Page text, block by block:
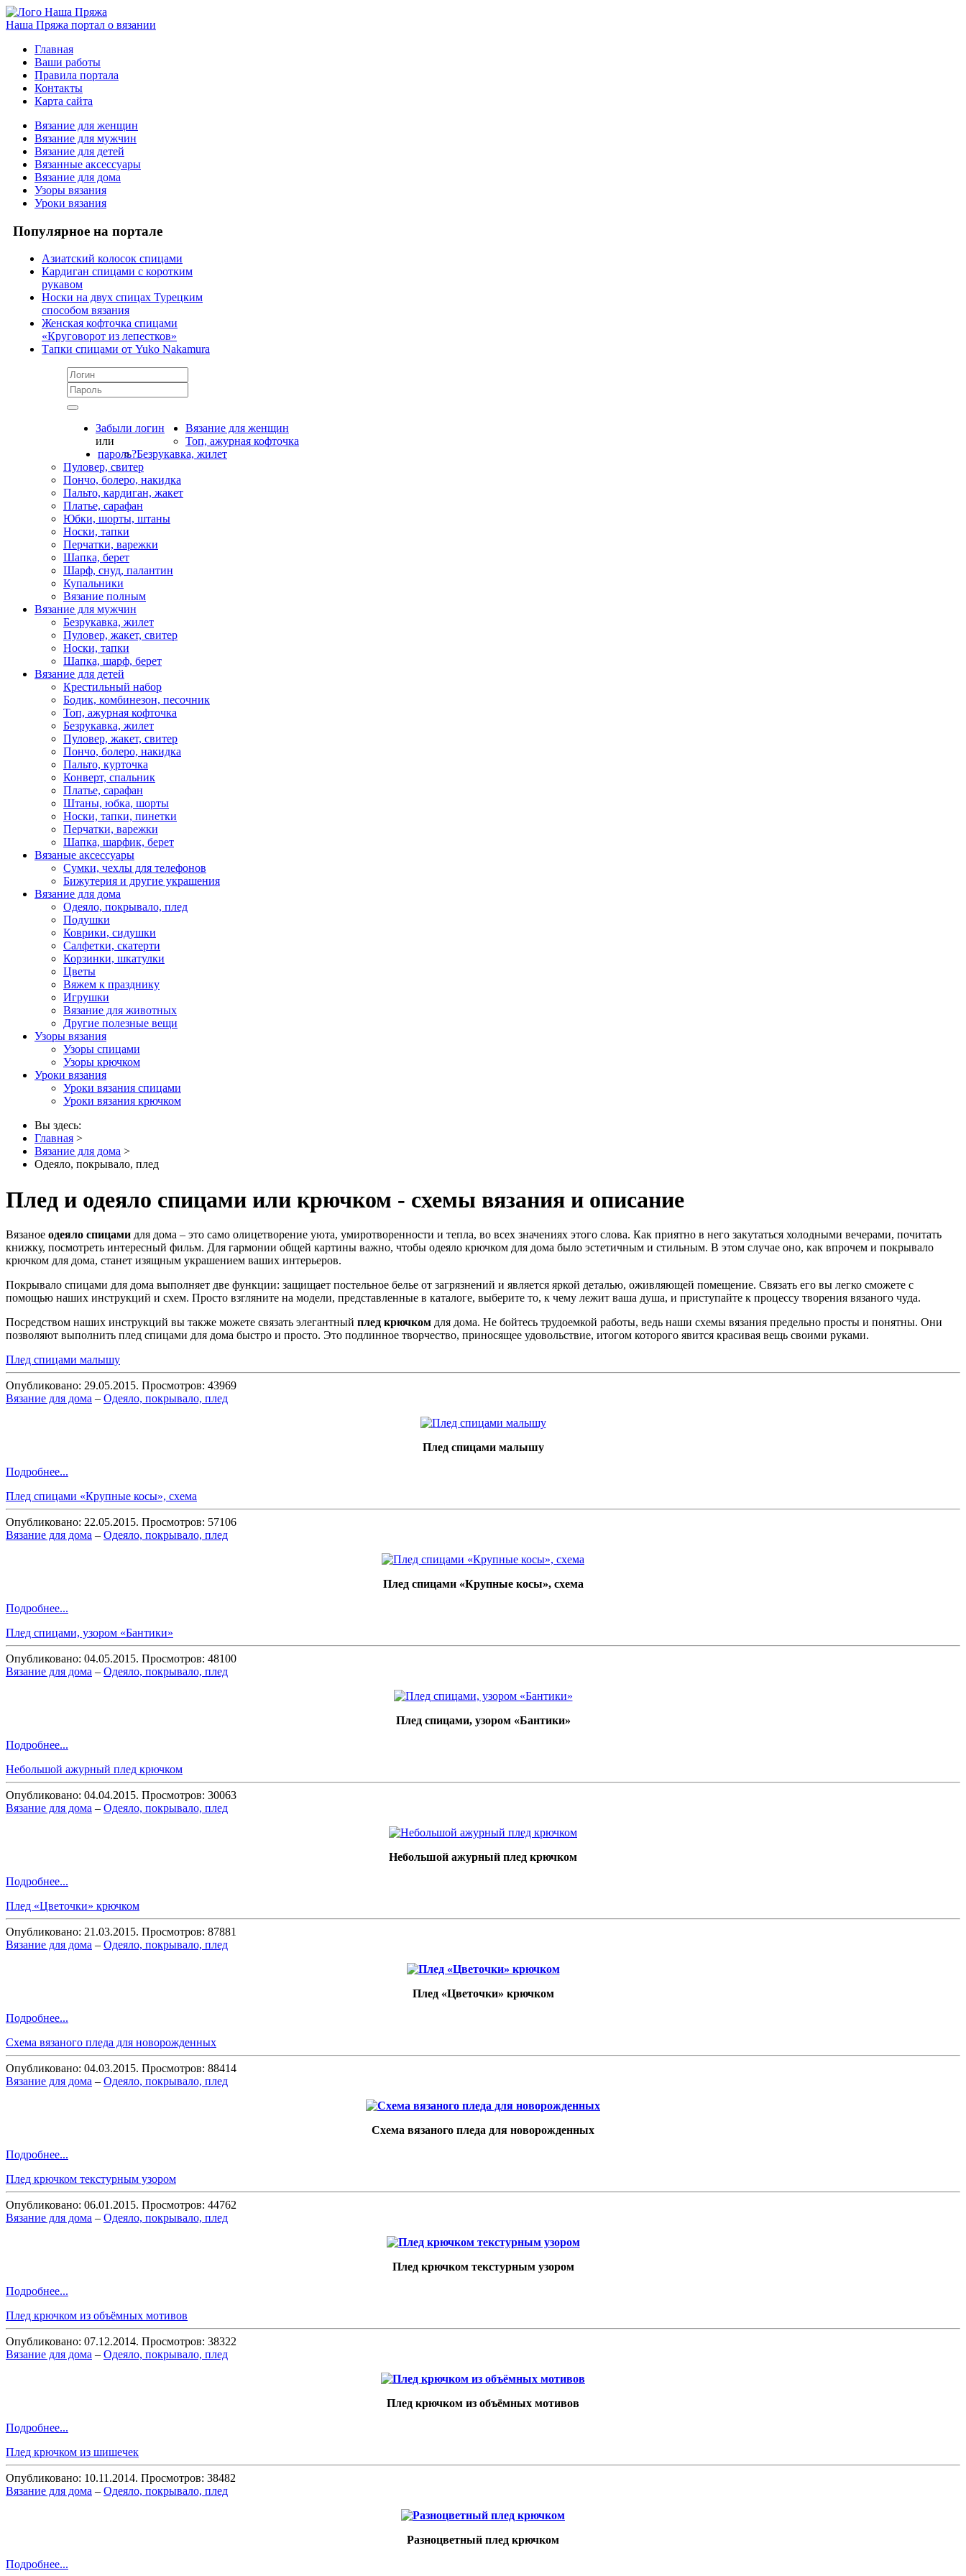
Наша Пряжа портал о вязании
Главная
Ваши работы
Правила портала
Контакты
Карта сайта
Вязание для женщин
Вязание для мужчин
Вязание для детей
Вязанные аксессуары
Вязание для дома
Узоры вязания
Уроки вязания
Популярное на портале
Азиатский колосок спицами
Кардиган спицами с коротким
рукавом
Носки на двух спицах Турецким
способом вязания
Женская кофточка спицами
«Круговорот из лепестков»
Тапки спицами от Yuko Nakamura
Забыли логин
или
пароль?
Вязание для женщин
Топ, ажурная кофточка
Безрукавка, жилет
Пуловер, свитер
Пончо, болеро, накидка
Пальто, кардиган, жакет
Платье, сарафан
Юбки, шорты, штаны
Носки, тапки
Перчатки, варежки
Шапка, берет
Шарф, снуд, палантин
Купальники
Вязание полным
Вязание для мужчин
Безрукавка, жилет
Пуловер, жакет, свитер
Носки, тапки
Шапка, шарф, берет
Вязание для детей
Крестильный набор
Бодик, комбинезон, песочник
Топ, ажурная кофточка
Безрукавка, жилет
Пуловер, жакет, свитер
Пончо, болеро, накидка
Пальто, курточка
Конверт, спальник
Платье, сарафан
Штаны, юбка, шорты
Носки, тапки, пинетки
Перчатки, варежки
Шапка, шарфик, берет
Вязаные аксессуары
Сумки, чехлы для телефонов
Бижутерия и другие украшения
Вязание для дома
Одеяло, покрывало, плед
Подушки
Коврики, сидушки
Салфетки, скатерти
Корзинки, шкатулки
Цветы
Вяжем к празднику
Игрушки
Вязание для животных
Другие полезные вещи
Узоры вязания
Узоры спицами
Узоры крючком
Уроки вязания
Уроки вязания спицами
Уроки вязания крючком
Вы здесь:
Главная >
Вязание для дома >
Одеяло, покрывало, плед
Плед и одеяло спицами или крючком - схемы вязания и описание
Вязаное одеяло спицами для дома – это само олицетворение уюта, умиротворенности и тепла, во всех значениях этого слова. Как приятно в него закутаться холодными вечерами, почитать
книжку, посмотреть интересный фильм. Для гармонии общей картины важно, чтобы одеяло крючком для дома было эстетичным и стильным. В этом случае оно, как впрочем и покрывало
крючком для дома, станет изящным украшением ваших интерьеров.
Покрывало спицами для дома выполняет две функции: защищает постельное белье от загрязнений и является яркой деталью, оживляющей помещение. Связать его вы легко сможете с
помощью наших инструкций и схем. Просто взгляните на модели, представленные в каталоге, выберите то, к чему лежит ваша душа, и приступайте к процессу творения вязаного чуда.
Посредством наших инструкций вы также можете связать элегантный плед крючком для дома. Не бойтесь трудоемкой работы, ведь наши схемы вязания предельно просты и понятны. Они
позволяют выполнить плед спицами для дома быстро и просто. Это подлинное творчество, приносящее удовольствие, итогом которого явится красивая вещь своими руками.
Плед спицами малышу
Опубликовано: 29.05.2015. Просмотров: 43969
Вязание для дома – Одеяло, покрывало, плед
Плед спицами малышу
Подробнее...
Плед спицами «Крупные косы», схема
Опубликовано: 22.05.2015. Просмотров: 57106
Вязание для дома – Одеяло, покрывало, плед
Плед спицами «Крупные косы», схема
Подробнее...
Плед спицами, узором «Бантики»
Опубликовано: 04.05.2015. Просмотров: 48100
Вязание для дома – Одеяло, покрывало, плед
Плед спицами, узором «Бантики»
Подробнее...
Небольшой ажурный плед крючком
Опубликовано: 04.04.2015. Просмотров: 30063
Вязание для дома – Одеяло, покрывало, плед
Небольшой ажурный плед крючком
Подробнее...
Плед «Цветочки» крючком
Опубликовано: 21.03.2015. Просмотров: 87881
Вязание для дома – Одеяло, покрывало, плед
Плед «Цветочки» крючком
Подробнее...
Схема вязаного пледа для новорожденных
Опубликовано: 04.03.2015. Просмотров: 88414
Вязание для дома – Одеяло, покрывало, плед
Схема вязаного пледа для новорожденных
Подробнее...
Плед крючком текстурным узором
Опубликовано: 06.01.2015. Просмотров: 44762
Вязание для дома – Одеяло, покрывало, плед
Плед крючком текстурным узором
Подробнее...
Плед крючком из объёмных мотивов
Опубликовано: 07.12.2014. Просмотров: 38322
Вязание для дома – Одеяло, покрывало, плед
Плед крючком из объёмных мотивов
Подробнее...
Плед крючком из шишечек
Опубликовано: 10.11.2014. Просмотров: 38482
Вязание для дома – Одеяло, покрывало, плед
Разноцветный плед крючком
Подробнее...